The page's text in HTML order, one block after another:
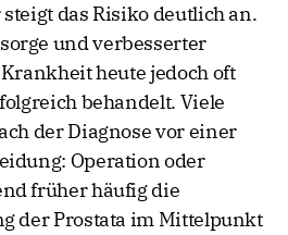
das Risiko deutlich an.
und verbesserter
heute jedoch oft
behandelt. Viele
der Diagnose vor einer
Operation oder
früher häufig die
der Prostata im Mittelpunkt